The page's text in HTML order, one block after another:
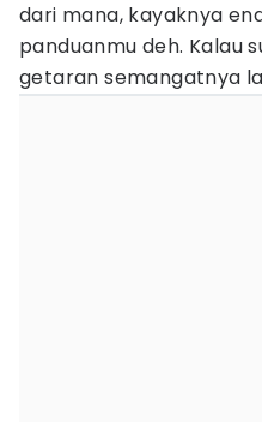
dari mana, kayaknya
panduanmu deh. Kalau
getaran semangatnya